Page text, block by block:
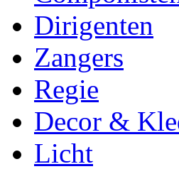
Dirigenten
Zangers
Regie
Decor &
Licht